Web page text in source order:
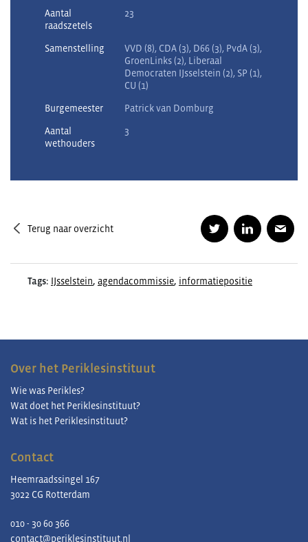
Aantal
raadszetels
23
Samenstelling
VVD (8), CDA (3), D66 (3), PvdA (3),
GroenLinks (2), Liberaal
Democraten IJsselstein (2), SP (1),
CU (1)
Burgemeester Patrick van Domburg
Aantal
wethouders
3
Terug naar overzicht
Tags: IJsselstein, agendacommissie, informatiepositie
Over het Periklesinstituut
Wie was Perikles?
Wat doet het Periklesinstituut?
Wat is het Periklesinstituut?
Contact
Heemraadssingel 167
3022 CG Rotterdam
010 - 30 60 366
contact@periklesinstituut.nl